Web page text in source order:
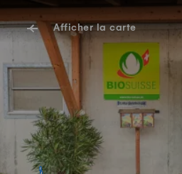
Afficher la carte